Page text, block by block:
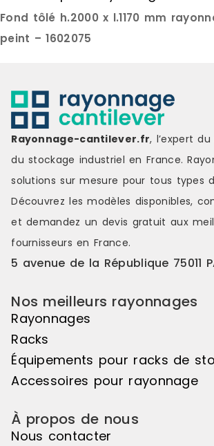
Fond tôlé h.2000 x l.1170 mm
peint – 1602075
Rayonnage-cantilever.fr, l’expert
du stockage industriel en France.
solutions sur mesure pour tous types
Découvrez les modèles disponibles,
et demandez un devis gratuit aux
fournisseurs en France.
5 avenue de la République 75011
Nos meilleurs rayonnages
Rayonnages
Racks
Équipements pour racks de
Accessoires pour rayonnage
À propos de nous
Nous contacter